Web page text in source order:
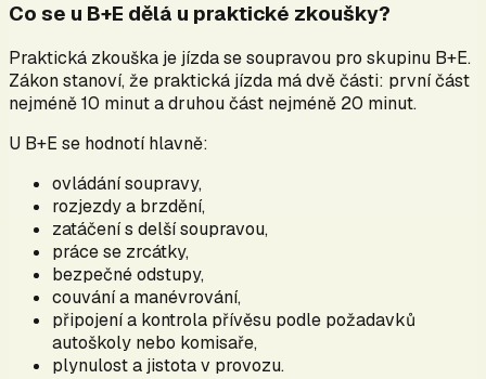
Co se u B+E dělá u praktické zkoušky?
Praktická zkouška je jízda se soupravou pro skupinu B+E.
Zákon stanoví, že praktická jízda má dvě části: první část
nejméně 10 minut a druhou část nejméně 20 minut.
U B+E se hodnotí hlavně:
ovládání soupravy,
rozjezdy a brzdění,
zatáčení s delší soupravou,
práce se zrcátky,
bezpečné odstupy,
couvání a manévrování,
připojení a kontrola přívěsu podle požadavků
autoškoly nebo komisaře,
plynulost a jistota v provozu.